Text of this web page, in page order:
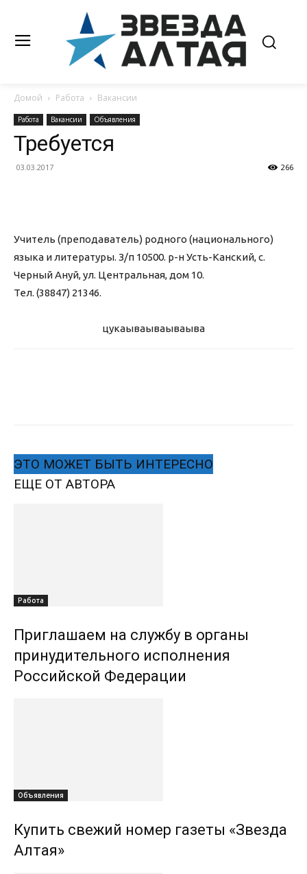
Домой Работа Вакансии
Работа Вакансии Объявления
Требуется
03.03.2017 266
Учитель (преподаватель) родного (национального)
языка и литературы. З/п 10500. р-н Усть-Канский, с.
Черный Ануй, ул. Центральная, дом 10.
Тел. (38847) 21346.
цукаываываываыва
ЭТО МОЖЕТ БЫТЬ ИНТЕРЕСНО
ЕЩЕ ОТ АВТОРА
Работа
Приглашаем на службу в органы
принудительного исполнения
Российской Федерации
Объявления
Купить свежий номер газеты «Звезда
Алтая»